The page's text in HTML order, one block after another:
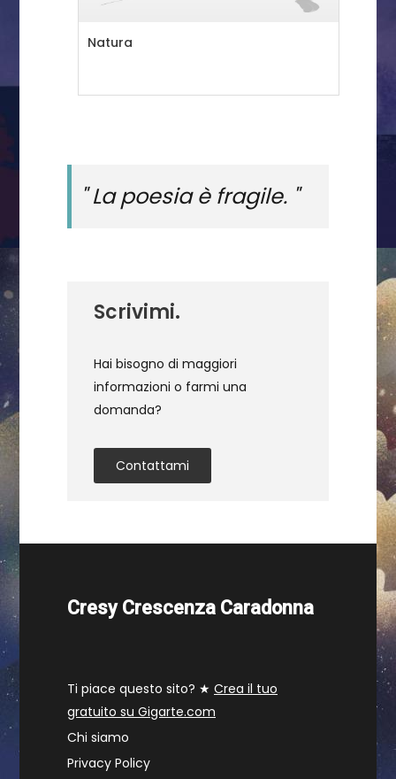
Natura
" La poesia è fragile. "
Scrivimi.
Hai bisogno di maggiori
informazioni o farmi una
domanda?
Contattami
Cresy Crescenza Caradonna
Ti piace questo sito? ★ Crea il tuo
gratuito su Gigarte.com
Chi siamo
Privacy Policy